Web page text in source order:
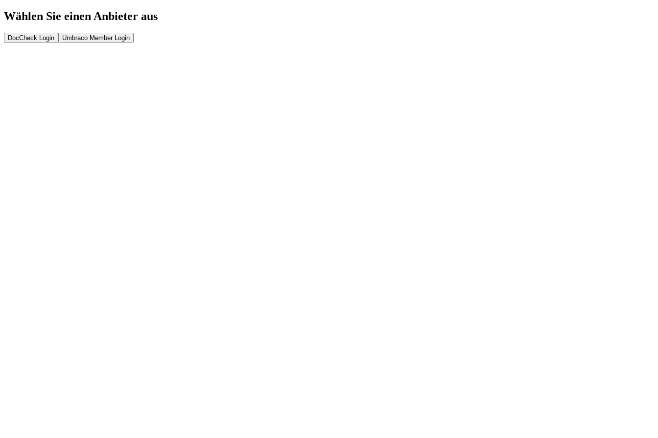
Wählen Sie einen Anbieter aus
DocCheck Login Umbraco Member Login